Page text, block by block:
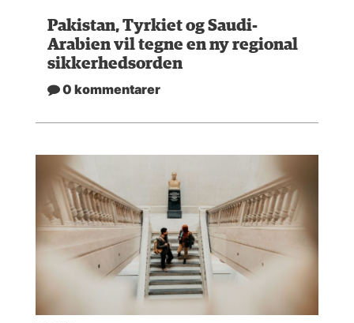
Pakistan, Tyrkiet og Saudi-
Arabien vil tegne en ny regional
sikkerhedsorden
0 kommentarer